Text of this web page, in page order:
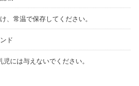
、常温で保存してください。
ド
には与えないでください。